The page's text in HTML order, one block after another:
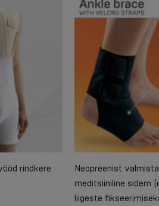
rindkere
Neopreenist
meditsiiniline sidem
liigeste